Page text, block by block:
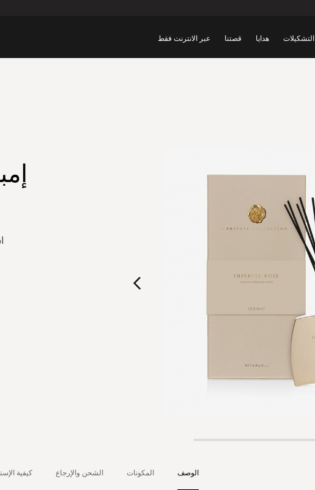
التشكيلات هدايا قصتنا عبر الانترنت فقط
الوصف المكونات الشحن والإرجاع كيفية